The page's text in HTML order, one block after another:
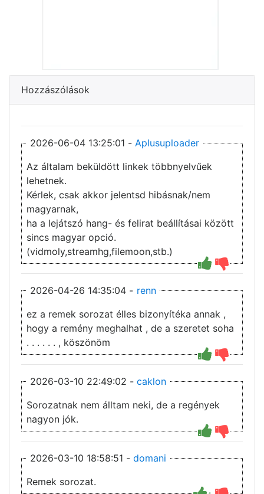
Hozzászólások
2026-06-04 13:25:01 - Aplusuploader
Az általam beküldött linkek többnyelvűek
lehetnek.
Kérlek, csak akkor jelentsd hibásnak/nem
magyarnak,
ha a lejátszó hang- és felirat beállításai között
sincs magyar opció.
(vidmoly,streamhg,filemoon,stb.)
2026-04-26 14:35:04 - renn
ez a remek sorozat élles bizonyítéka annak ,
hogy a remény meghalhat , de a szeretet soha
. . . . . . , köszönöm
2026-03-10 22:49:02 - caklon
Sorozatnak nem álltam neki, de a regények
nagyon jók.
2026-03-10 18:58:51 - domani
Remek sorozat.